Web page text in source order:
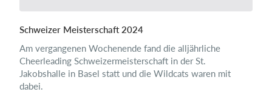
Schweizer Meisterschaft 2024
Am vergangenen Wochenende fand die alljährliche
Cheerleading Schweizermeisterschaft in der St.
Jakobshalle in Basel statt und die Wildcats waren mit
dabei.